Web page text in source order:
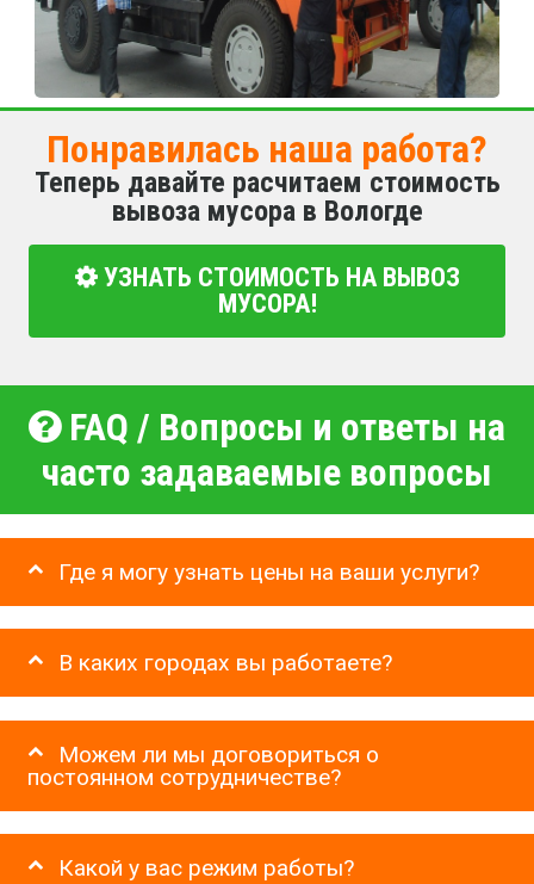
Понравилась наша работа?
Теперь давайте расчитаем стоимость
вывоза мусора в Вологде
УЗНАТЬ СТОИМОСТЬ НА ВЫВОЗ
МУСОРА!
FAQ / Вопросы и ответы на
часто задаваемые вопросы
Где я могу узнать цены на ваши услуги?
В каких городах вы работаете?
Можем ли мы договориться о
постоянном сотрудничестве?
Какой у вас режим работы?